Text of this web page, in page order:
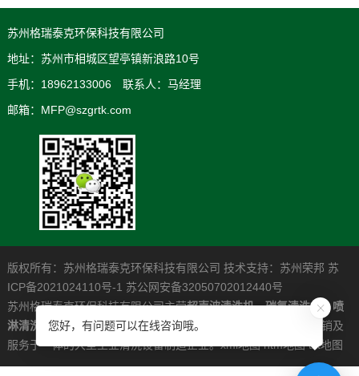
苏州格瑞泰克环保科技有限公司
地址：苏州市相城区望亭镇新浪路10号
手机：18962133006 联系人：马经理
邮箱：MFP@szgrtk.com
版权所有：苏州格瑞泰克环保科技有限公司 技术支持： 苏州荣邦 苏
ICP备2021024110号-1 苏公网安备32050702012440号
苏州格瑞泰克环保科技有限公司主营超声波清洗机，碳氢清洗机，喷
淋清洗机，是一家专业从事高清洁度问题解决系统的研发制造营销及
服务于一体的大型工业清洗设备制造企业。xml地图 htm地图 txt地图
您好，有问题可以在线咨询哦。